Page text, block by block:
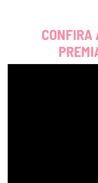
CONFIRA